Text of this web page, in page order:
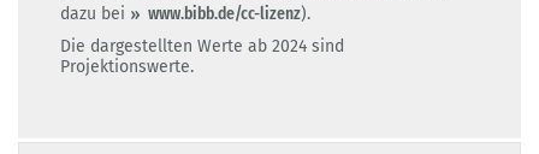
dazu bei
www.bibb.de/cc-lizenz).
Die dargestellten Werte ab 2024 sind
Projektionswerte.